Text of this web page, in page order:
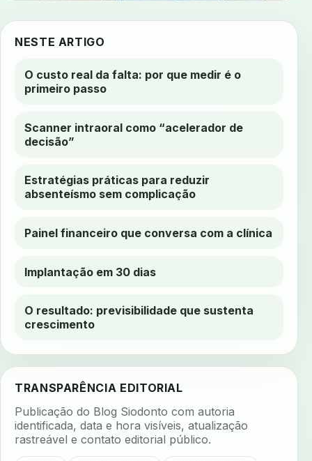
NESTE ARTIGO
O custo real da falta: por que medir é o
primeiro passo
Scanner intraoral como “acelerador de
decisão”
Estratégias práticas para reduzir
absenteísmo sem complicação
Painel financeiro que conversa com a clínica
Implantação em 30 dias
O resultado: previsibilidade que sustenta
crescimento
TRANSPARÊNCIA EDITORIAL
Publicação do Blog Siodonto com autoria
identificada, data e hora visíveis, atualização
rastreável e contato editorial público.